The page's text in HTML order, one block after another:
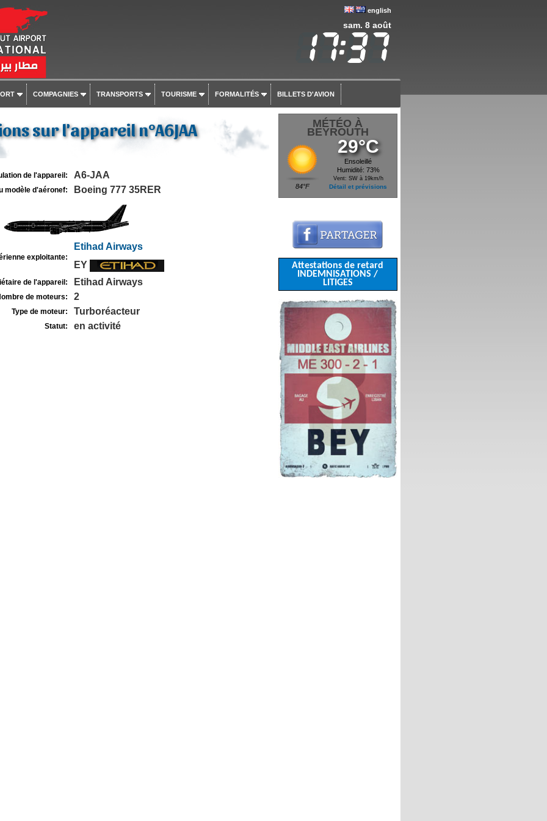
english
sam. 8 août
COMPAGNIES TRANSPORTS TOURISME FORMALITÉS BILLETS D'AVION
sur l'appareil n°A6JAA
de l'appareil: A6-JAA
modèle d'aéronef: Boeing 777 35RER
exploitante:
Etihad Airways
EY
de l'appareil: Etihad Airways
de moteurs: 2
Type de moteur: Turboréacteur
Statut: en activité
MÉTÉO À
BEYROUTH
84°F
29°C
Ensoleillé
Humidité: 73%
Vent: SW à 19km/h
Détail et prévisions
Attestations de retard
INDEMNISATIONS /
LITIGES